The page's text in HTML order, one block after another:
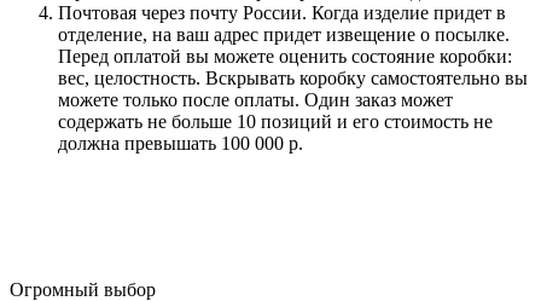
Почтовая через почту России. Когда изделие придет в
отделение, на ваш адрес придет извещение о посылке.
Перед оплатой вы можете оценить состояние коробки:
вес, целостность. Вскрывать коробку самостоятельно вы
можете только после оплаты. Один заказ может
содержать не больше 10 позиций и его стоимость не
должна превышать 100 000 р.
Огромный выбор